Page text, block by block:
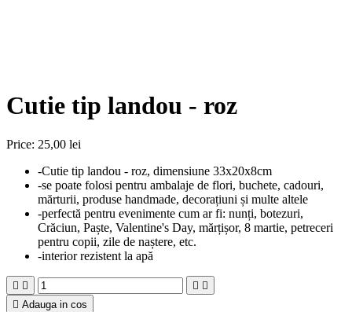
Cutie tip landou - roz
Price: 25,00 lei
-Cutie tip landou - roz, dimensiune 33x20x8cm
-se poate folosi pentru ambalaje de flori, buchete, cadouri,
mărturii, produse handmade, decorațiuni și multe altele
-perfectă pentru evenimente cum ar fi: nunți, botezuri,
Crăciun, Paște, Valentine's Day, mărțișor, 8 martie, petreceri
pentru copii, zile de naștere, etc.
-interior rezistent la apă
   
 Adauga in cos